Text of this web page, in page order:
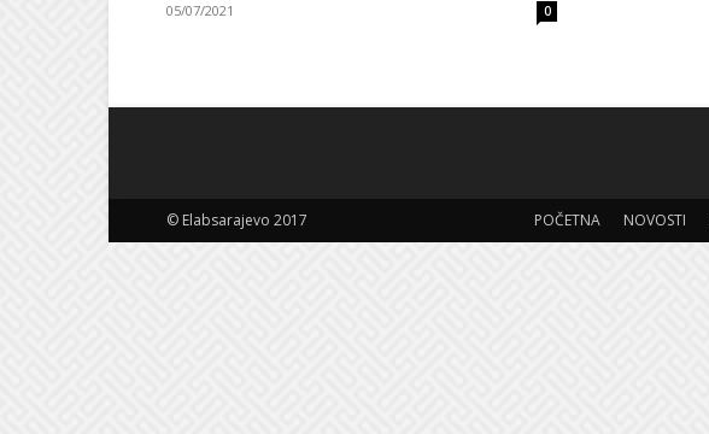
05/07/2021 0
POČETNA NOVOSTI
© Elabsarajevo 2017